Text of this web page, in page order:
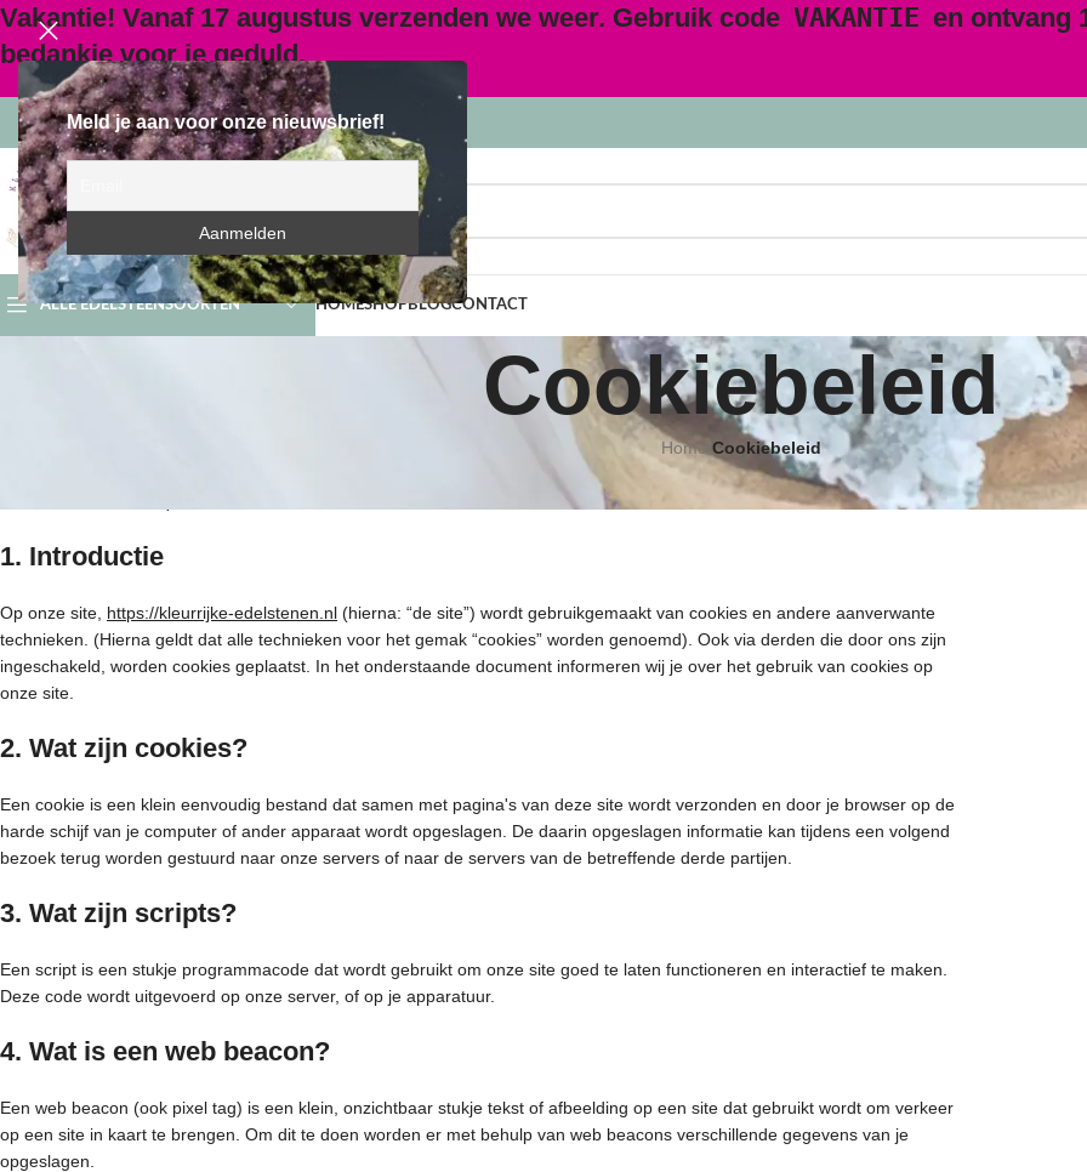
Meld je aan voor onze nieuwsbrief!
Vakantie! Vanaf 17 augustus verzenden we weer. Gebruik code VAKANTIE en ontvang
bedankje voor je geduld.
SELECTEER CATEGORIE
ALLE EDELSTEENSOORTEN HOMESHOPBLOGCONTACT
Cookiebeleid
Home Cookiebeleid
Dit cookiebeleid is voor het laatst geüpdatet op 25 juli 2026 en is van toepassing op burgers en wettelijke permanente
1. Introductie
Op onze site, https://kleurrijke-edelstenen.nl (hierna: “de site”) wordt gebruikgemaakt van cookies en andere aanverwante
technieken. (Hierna geldt dat alle technieken voor het gemak “cookies” worden genoemd). Ook via derden die door ons zijn
ingeschakeld, worden cookies geplaatst. In het onderstaande document informeren wij je over het gebruik van cookies op
onze site.
2. Wat zijn cookies?
Een cookie is een klein eenvoudig bestand dat samen met pagina's van deze site wordt verzonden en door je browser op de
harde schijf van je computer of ander apparaat wordt opgeslagen. De daarin opgeslagen informatie kan tijdens een volgend
bezoek terug worden gestuurd naar onze servers of naar de servers van de betreffende derde partijen.
3. Wat zijn scripts?
Een script is een stukje programmacode dat wordt gebruikt om onze site goed te laten functioneren en interactief te maken.
Deze code wordt uitgevoerd op onze server, of op je apparatuur.
4. Wat is een web beacon?
Een web beacon (ook pixel tag) is een klein, onzichtbaar stukje tekst of afbeelding op een site dat gebruikt wordt om verkeer
op een site in kaart te brengen. Om dit te doen worden er met behulp van web beacons verschillende gegevens van je
opgeslagen.